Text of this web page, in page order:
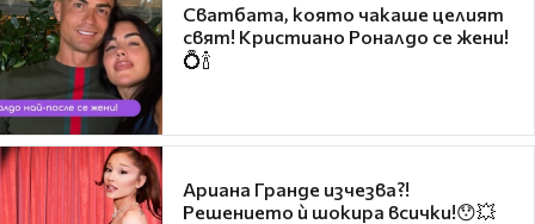
Сватбата, която чакаше целият
свят! Кристиано Роналдо се жени!
💍🍾
Ариана Гранде изчезва?!
Решението ѝ шокира всички!😯💥